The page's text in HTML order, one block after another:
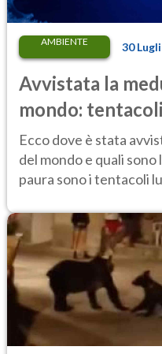
AMBIENTE 30
Avvistata la
mondo:
metri, più di un
Ecco dove è stata
del mondo e quali
paura sono i tentacoli